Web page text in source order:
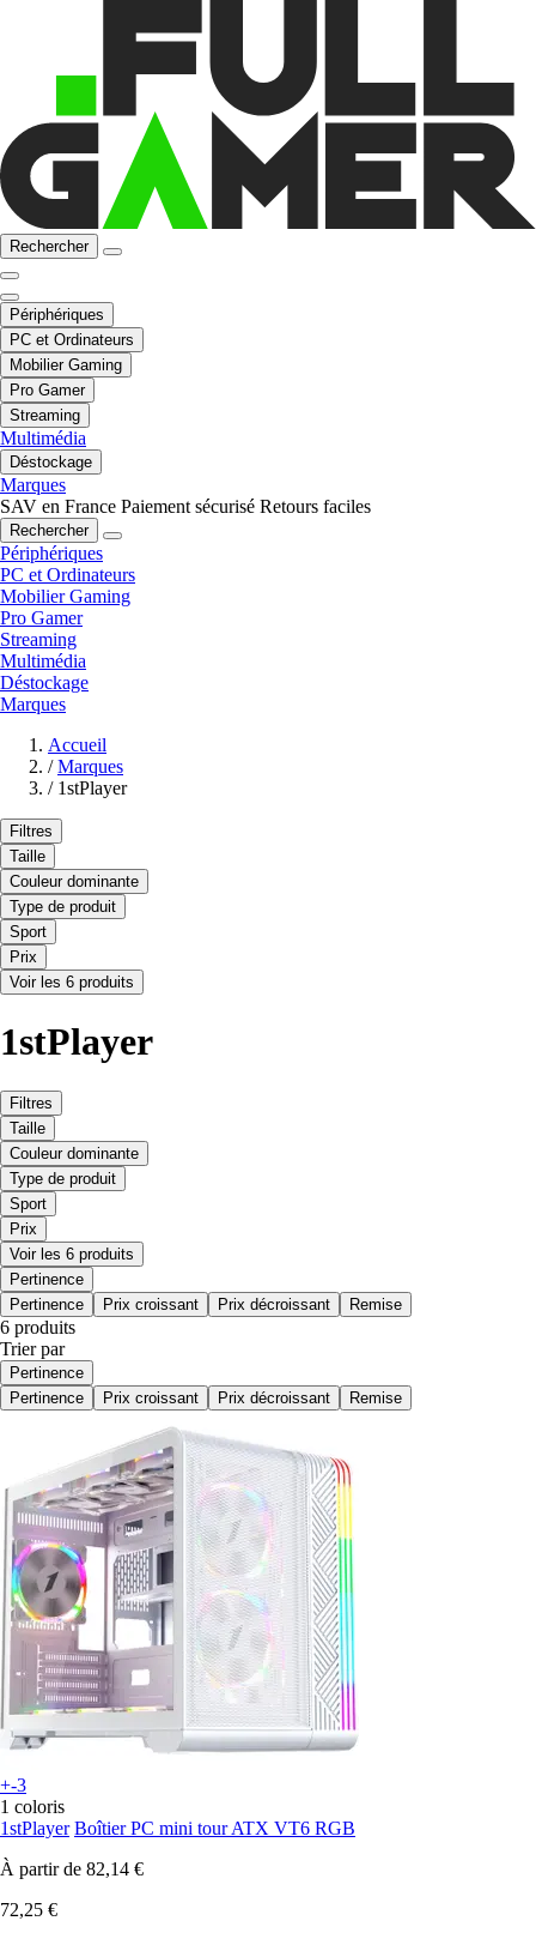
Rechercher
Périphériques
PC et Ordinateurs
Mobilier Gaming
Pro Gamer
Streaming
Multimédia
Déstockage
Marques
SAV en France Paiement sécurisé Retours faciles
Rechercher
Périphériques
PC et Ordinateurs
Mobilier Gaming
Pro Gamer
Streaming
Multimédia
Déstockage
Marques
Accueil
/ Marques
/ 1stPlayer
Filtres
Taille
Couleur dominante
Type de produit
Sport
Prix
Voir les 6 produits
1stPlayer
Filtres
Taille
Couleur dominante
Type de produit
Sport
Prix
Voir les 6 produits
Pertinence
Pertinence
Prix croissant Prix décroissant Remise
6 produits
Trier par
Pertinence
Pertinence
Prix croissant Prix décroissant Remise
+-3
1 coloris
1stPlayer Boîtier PC mini tour ATX VT6 RGB
À partir de 82,14 €
72,25 €